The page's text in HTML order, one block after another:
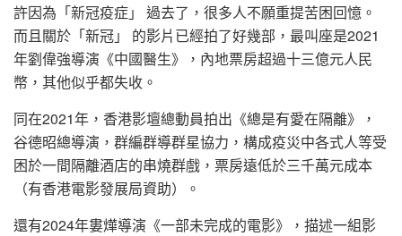
許因為「新冠疫症」 過去了，很多人不願重提苦困回憶。
而且關於「新冠」 的影片已經拍了好幾部，最叫座是2021
年劉偉強導演《中國醫生》，內地票房超過十三億元人民
幣，其他似乎都失收。
同在2021年，香港影壇總動員拍出《總是有愛在隔離》，
谷德昭總導演，群編群導群星協力，構成疫災中各式人等受
困於一間隔離酒店的串燒群戲，票房遠低於三千萬元成本
（有香港電影發展局資助）。
還有2024年婁燁導演《一部未完成的電影》，描述一組影